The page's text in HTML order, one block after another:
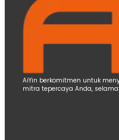
AiYin berkomitmen untuk
mitra tepercaya Anda,